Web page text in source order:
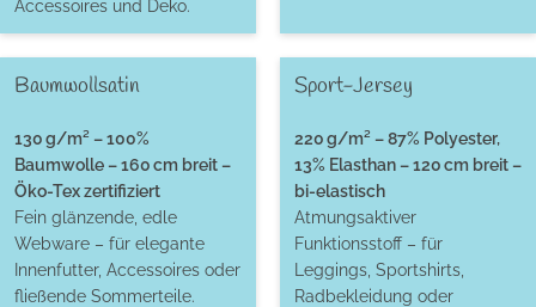
Accessoires und Deko.
Baumwollsatin
130 g/m² – 100%
Baumwolle – 160 cm breit –
Öko-Tex zertifiziert
Fein glänzende, edle
Webware – für elegante
Innenfutter, Accessoires oder
fließende Sommerteile.
Sport-Jersey
220 g/m² – 87% Polyester,
13% Elasthan – 120 cm breit –
bi-elastisch
Atmungsaktiver
Funktionsstoff – für
Leggings, Sportshirts,
Radbekleidung oder